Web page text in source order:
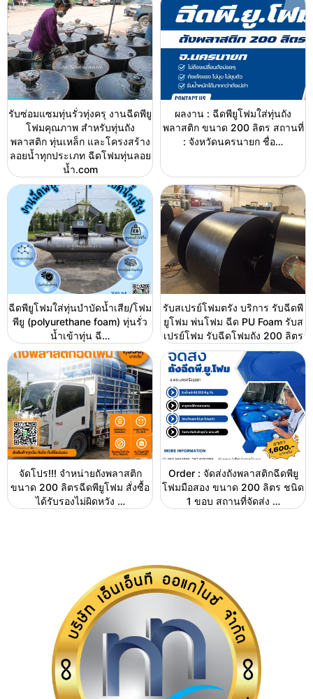
รับซ่อมแซมทุ่นรั่วทุ่งครุ งานฉีดพียู
โฟมคุณภาพ สำหรับทุ่นถัง
พลาสติก ทุ่นเหล็ก และโครงสร้าง
ลอยน้ำทุกประเภท ฉีดโฟมทุ่นลอย
น้ำ.com
ผลงาน : ฉีดพียูโฟมใส่ทุ่นถัง
พลาสติก ขนาด 200 ลิตร สถานที่
: จังหวัดนครนายก ชื่อ…
ฉีดพียูโฟมใส่ทุ่นบำบัดน้ำเสีย/โฟม
พียู (polyurethane foam) ทุ่นรั่ว
น้ำเข้าทุ่น ฉี…
รับสเปรย์โฟมตรัง บริการ รับฉีดพี
ยูโฟม พ่นโฟม ฉีด PU Foam รับส
เปรย์โฟม รับฉีดโฟมถัง 200 ลิตร
จัดโปร!!! จำหน่ายถังพลาสติก
ขนาด 200 ลิตรฉีดพียูโฟม สั่งซื้อ
ได้รับรองไม่ผิดหวัง …
Order : จัดส่งถังพลาสติกฉีดพียู
โฟมมือสอง ขนาด 200 ลิตร ชนิด
1 ขอบ สถานที่จัดส่ง …